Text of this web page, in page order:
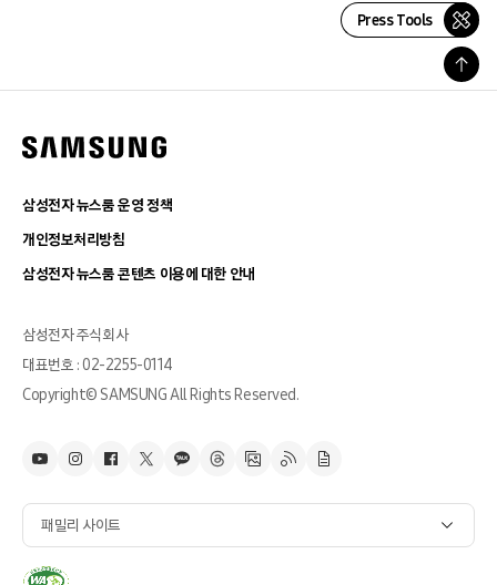
Press Tools
삼성전자 뉴스룸 운영 정책
개인정보처리방침
삼성전자 뉴스룸 콘텐츠 이용에 대한 안내
삼성전자 주식회사
대표번호 : 02-2255-0114
Copyright© SAMSUNG All Rights Reserved.
패밀리 사이트